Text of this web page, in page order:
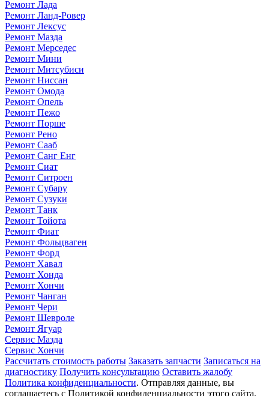
Ремонт Лада
Ремонт Ланд-Ровер
Ремонт Лексус
Ремонт Мазда
Ремонт Мерседес
Ремонт Мини
Ремонт Митсубиси
Ремонт Ниссан
Ремонт Омода
Ремонт Опель
Ремонт Пежо
Ремонт Порше
Ремонт Рено
Ремонт Сааб
Ремонт Санг Енг
Ремонт Сиат
Ремонт Ситроен
Ремонт Субару
Ремонт Сузуки
Ремонт Танк
Ремонт Тойота
Ремонт Фиат
Ремонт Фольцваген
Ремонт Форд
Ремонт Хавал
Ремонт Хонда
Ремонт Хончи
Ремонт Чанган
Ремонт Чери
Ремонт Шевроле
Ремонт Ягуар
Сервис Мазда
Сервис Хончи
Рассчитать стоимость работы Заказать запчасти Записаться на
диагностику Получить консультацию Оставить жалобу
Политика конфиденциальности. Отправляя данные, вы
соглашаетесь с Политикой конфиденциальности этого сайта.